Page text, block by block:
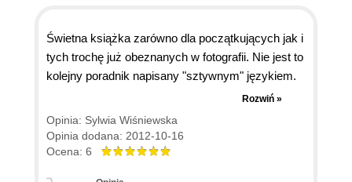
Świetna książka zarówno dla początkujących jak i
tych trochę już obeznanych w fotografii. Nie jest to
kolejny poradnik napisany "sztywnym" językiem.
Autor łapie bardzo dobry kontakt z czytelnikiem i
to sprawia, że czyta się ją bardzo szybko i
przyjemnie, a przy okazji można się czegoś
nauczyć, polecam :)
Rozwiń »
Opinia: Sylwia Wiśniewska
Opinia dodana: 2012-10-16
Ocena: 6